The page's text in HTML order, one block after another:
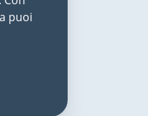
puoi